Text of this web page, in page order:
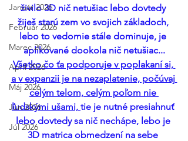
Január 2026
Február 2026
Marec 2026
Apríl 2026
Máj 2026
Jún 2026
Júl 2026
živilo 3D nič netušiac lebo dovtedy
žiješ starú zem vo svojich základoch,
lebo to vedomie stále dominuje, je
aplikované dookola nič netušiac...
Všetko čo ťa podporuje v poplakaní si,
a v expanzii je na nezaplatenie, počúvaj
celým telom, celým poľom nie
ľudskými ušami, tie je nutné presiahnuť
lebo dovtedy sa nič nechápe, lebo je
3D matrica obmedzení na sebe